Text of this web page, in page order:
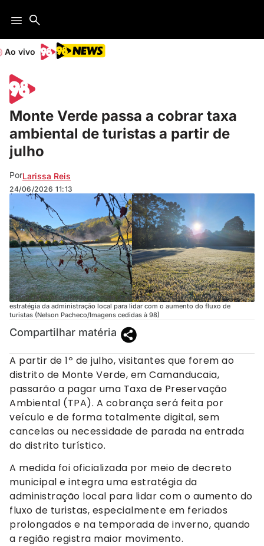
Ao vivo
Monte Verde passa a cobrar taxa
ambiental de turistas a partir de
julho
PorLarissa Reis
24/06/2026 11:13
A medida foi oficializada por meio de decreto municipal e integra uma
estratégia da administração local para lidar com o aumento do fluxo de
turistas (Nelson Pacheco/Imagens cedidas à 98)
Compartilhar matéria
A partir de 1º de julho, visitantes que forem ao
distrito de Monte Verde, em Camanducaia,
passarão a pagar uma Taxa de Preservação
Ambiental (TPA). A cobrança será feita por
veículo e de forma totalmente digital, sem
cancelas ou necessidade de parada na entrada
do distrito turístico.
A medida foi oficializada por meio de decreto
municipal e integra uma estratégia da
administração local para lidar com o aumento do
fluxo de turistas, especialmente em feriados
prolongados e na temporada de inverno, quando
a região registra maior movimento.